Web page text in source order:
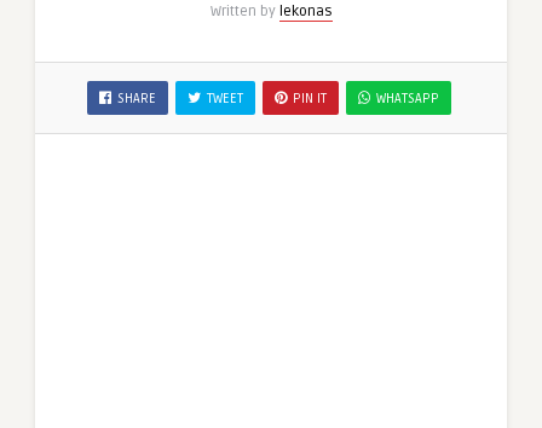
Written by lekonas
SHARE TWEET PIN IT WHATSAPP